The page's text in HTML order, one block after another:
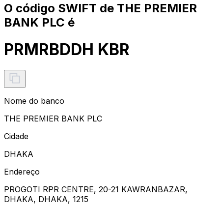
O código SWIFT de THE PREMIER
BANK PLC é
PRMRBDDH KBR
Nome do banco
THE PREMIER BANK PLC
Cidade
DHAKA
Endereço
PROGOTI RPR CENTRE, 20-21 KAWRANBAZAR,
DHAKA, DHAKA, 1215